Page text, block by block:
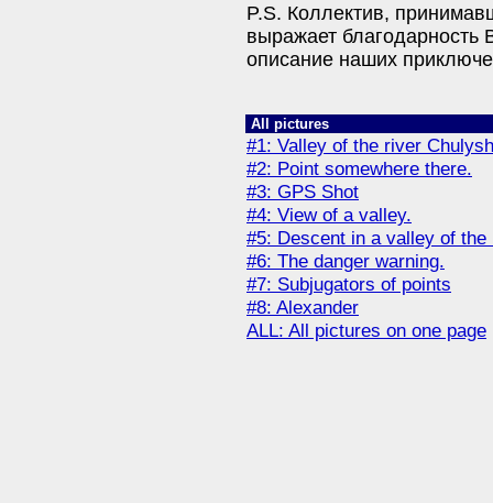
P.S. Коллектив,
выражает
описание наших
All pictures
#1: Valley of the river
#2: Point somewhere there.
#3: GPS Shot
#4: View of a valley.
#5: Descent in a valley of the
#6: The danger warning.
#7: Subjugators of points
#8: Alexander
ALL: All pictures on one page